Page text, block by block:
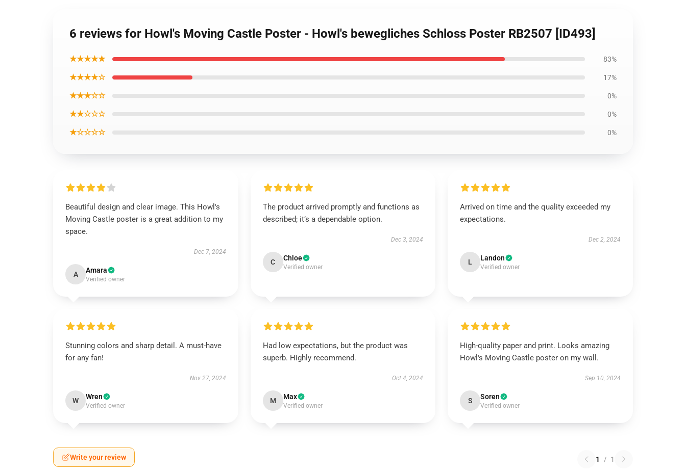
6 reviews for Howl's Moving Castle Poster - Howl's bewegliches Schloss Poster RB2507 [ID493]
★★★★★ 83%
★★★★☆ 17%
★★★☆☆ 0%
★★☆☆☆ 0%
★☆☆☆☆ 0%
Beautiful design and clear image. This Howl's
Moving Castle poster is a great addition to my
space.
Dec 7, 2024
A Amara
Verified owner
The product arrived promptly and functions as
described; it’s a dependable option.
Dec 3, 2024
C Chloe
Verified owner
Arrived on time and the quality exceeded my
expectations.
Dec 2, 2024
L Landon
Verified owner
Stunning colors and sharp detail. A must-have
for any fan!
Nov 27, 2024
W Wren
Verified owner
Had low expectations, but the product was
superb. Highly recommend.
Oct 4, 2024
M Max
Verified owner
High-quality paper and print. Looks amazing
Howl's Moving Castle poster on my wall.
Sep 10, 2024
S Soren
Verified owner
Write your review 1 / 1